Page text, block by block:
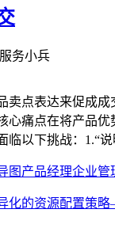
务小兵
卖点表达来促成
心痛点在将产品优
临以下挑战：1.“说
图 产品经理企业管